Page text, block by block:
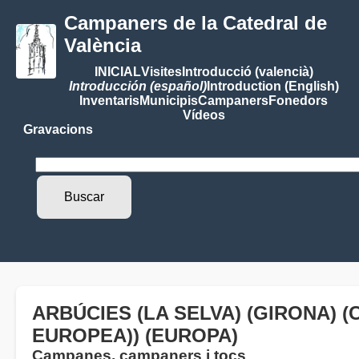
Campaners de la Catedral de
València
INICIALVisitesIntroducció (valencià)
Introducción (español)Introduction (English)
InventarisMunicipisCampanersFonedors
Vídeos
Gravacions
ARBÚCIES (LA SELVA) (GIRONA)
EUROPEA)) (EUROPA)
Campanes, campaners i tocs